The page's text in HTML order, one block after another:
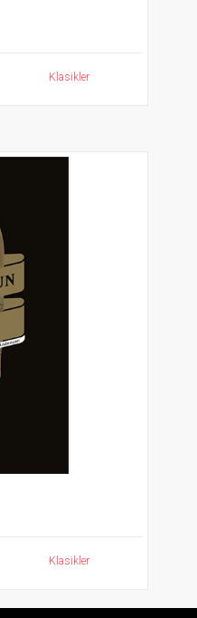
Klasikler
Klasikler